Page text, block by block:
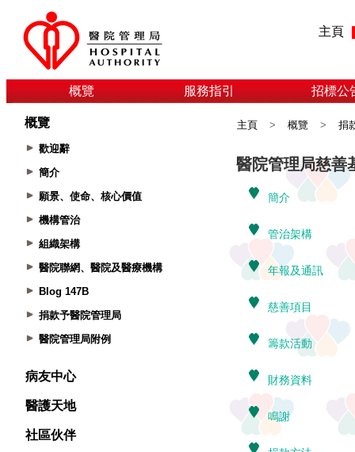
主頁
概覽 服務指引 招標公
概覽
歡迎辭
簡介
願景、使命、核心價值
機構管治
組織架構
醫院聯網、醫院及醫療機構
Blog 147B
捐款予醫院管理局
醫院管理局附例
病友中心
醫護天地
社區伙伴
主頁 > 概覽 > 捐